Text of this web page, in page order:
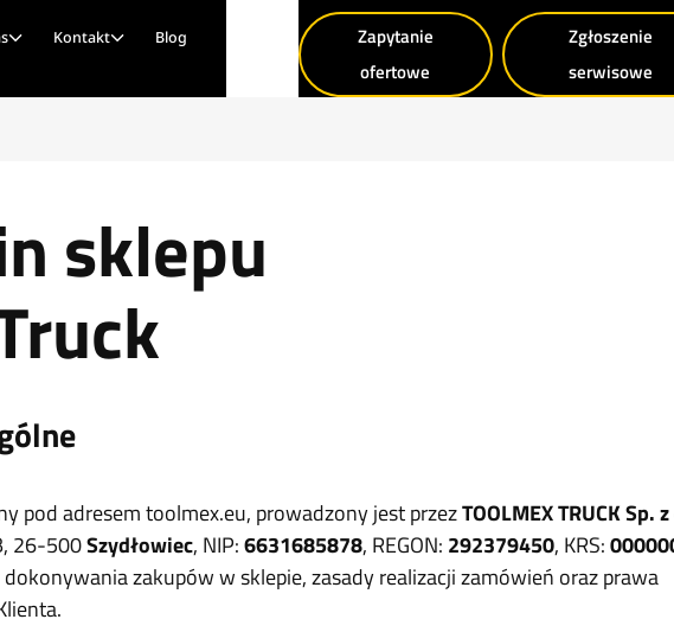
Kontakt Blog
Zapytanie
ofertowe
Zgłoszenie
serwisowe
sklepu
pod adresem toolmex.eu, prowadzony jest przezTOOLMEX TRUCK Sp.
26-500Szydłowiec, NIP:6631685878, REGON: 292379450, KRS:
zakupów w sklepie, zasady realizacji zamówień oraz prawa